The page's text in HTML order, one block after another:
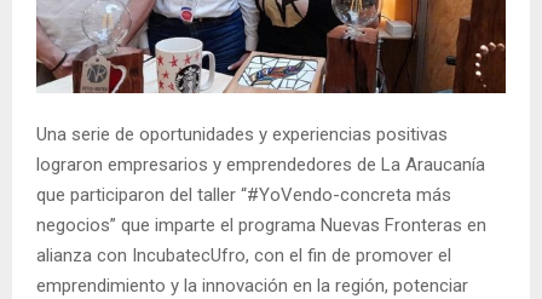
E
N
UUna serie de oportunidades y experiencias positivas
lograron empresarios y emprendedores de La Araucanía
que participaron del taller “#YoVendo-concreta más
negocios” que imparte el programa Nuevas Fronteras en
alianza con IncubatecUfro, con el fin de promover el
emprendimiento y la innovación en la región, potenciar